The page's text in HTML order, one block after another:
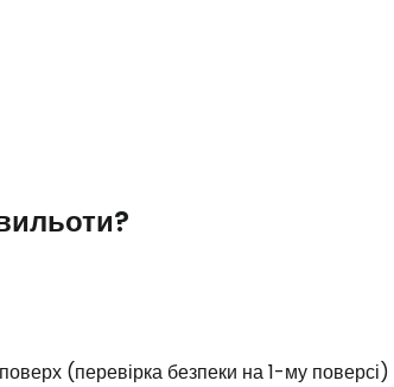
(перевірка безпеки на 1-му поверсі)